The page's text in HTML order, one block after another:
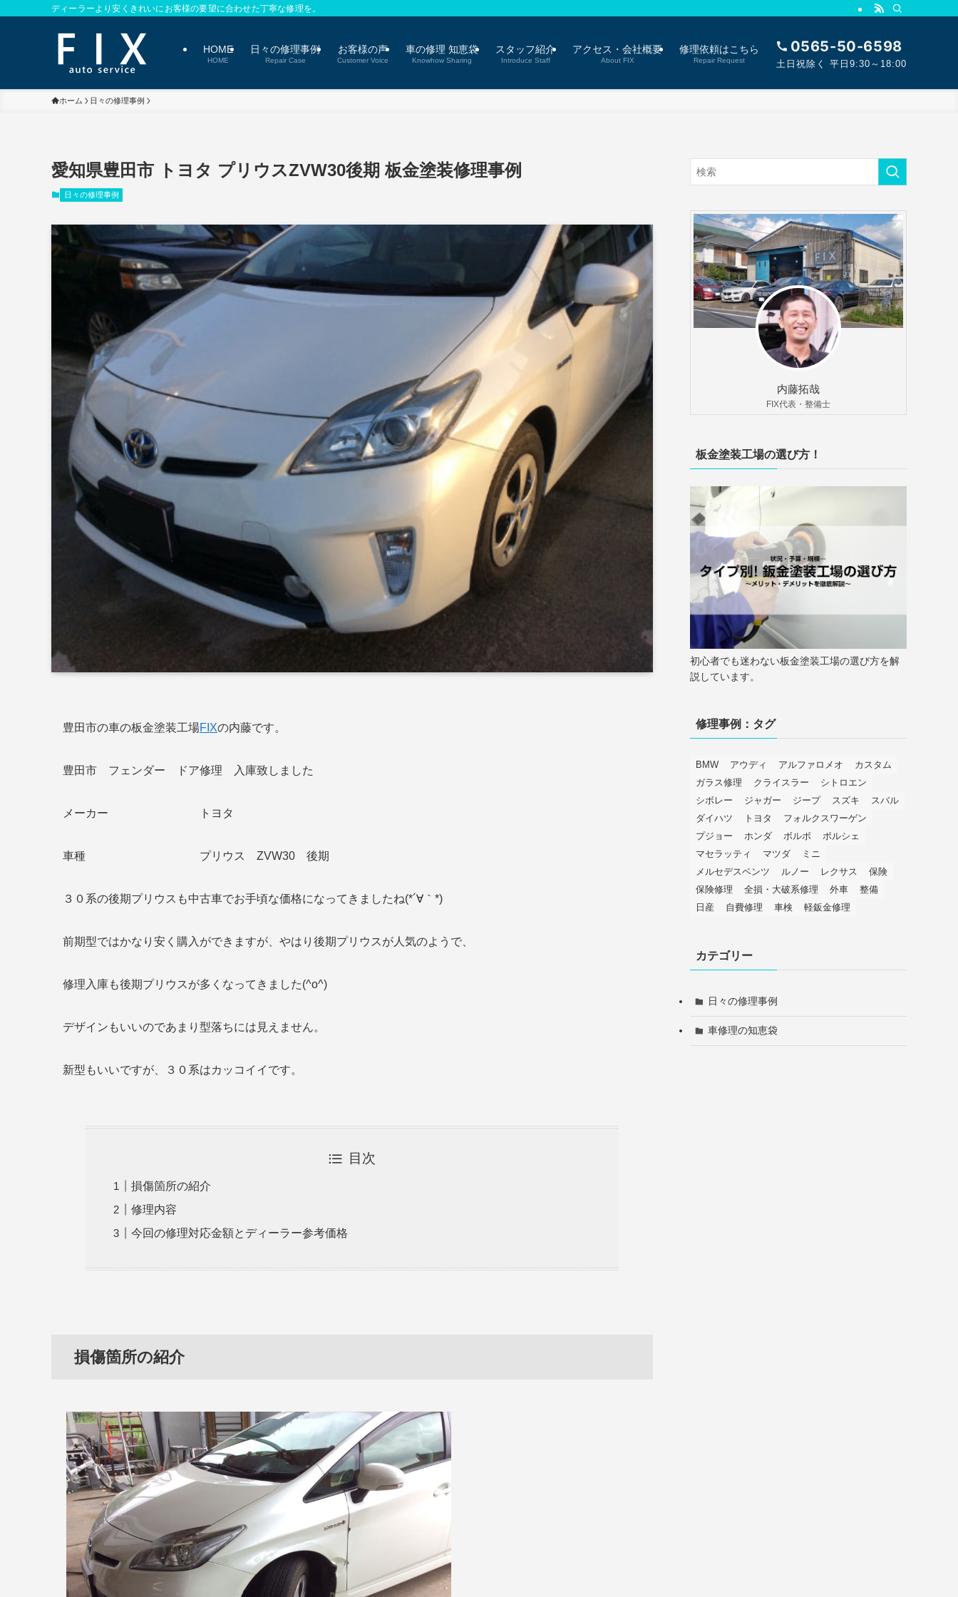
ディーラーより安くきれいにお客様の要望に合わせた丁寧な修理を。
HOME
HOME
日々の修理事例
Repair Case
お客様の声
Customer Voice
車の修理 知恵袋
Knowhow Sharing
スタッフ紹介
Introduce Staff
アクセス・会社概要
About FIX
修理依頼はこちら
Repair Request
0565-50-6598
土日祝除く 平日9:30～18:00
ホーム 日々の修理事例
愛知県豊田市 トヨタ プリウスZVW30後期 板金塗装修理事例
日々の修理事例
豊田市の車の板金塗装工場FIXの内藤です。
豊田市 フェンダー ドア修理 入庫致しました
メーカー トヨタ
車種 プリウス ZVW30 後期
３０系の後期プリウスも中古車でお手頃な価格になってきましたね(*´∀｀*)
前期型ではかなり安く購入ができますが、やはり後期プリウスが人気のようで、
修理入庫も後期プリウスが多くなってきました(^o^)
デザインもいいのであまり型落ちには見えません。
新型もいいですが、３０系はカッコイイです。
目次
損傷箇所の紹介
修理内容
今回の修理対応金額とディーラー参考価格
損傷箇所の紹介
内藤拓哉
FIX代表・整備士
板金塗装工場の選び方！
初心者でも迷わない板金塗装工場の選び方を解
説しています。
修理事例：タグ
BMW アウディ アルファロメオ
カスタム
ガラス修理
クライスラー
シトロエン
シボレー
ジャガー ジープ スズキ
スバル
ダイハツ
トヨタ
フォルクスワーゲン
プジョー
ホンダ ボルボ
ポルシェ
マセラッティ
マツダ
ミニ
メルセデスベンツ
ルノー レクサス
保険
保険修理
全損・大破系修理 外車
整備
日産
自費修理 車検 軽鈑金修理
カテゴリー
日々の修理事例
車修理の知恵袋